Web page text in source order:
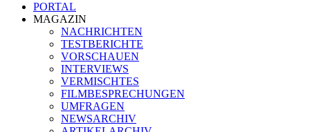
PORTAL
MAGAZIN
NACHRICHTEN
TESTBERICHTE
VORSCHAUEN
INTERVIEWS
VERMISCHTES
FILMBESPRECHUNGEN
UMFRAGEN
NEWSARCHIV